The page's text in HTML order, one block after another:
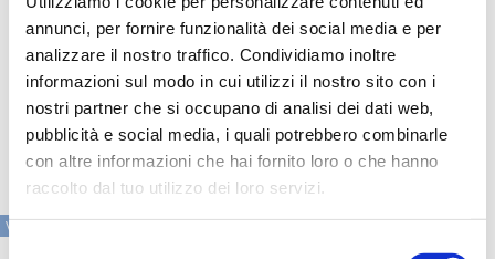
annunci, per fornire funzionalità dei social media e per
analizzare il nostro traffico. Condividiamo inoltre
informazioni sul modo in cui utilizzi il nostro sito con i
nostri partner che si occupano di analisi dei dati web,
pubblicità e social media, i quali potrebbero combinarle
con altre informazioni che hai fornito loro o che hanno
raccolto dal tuo utilizzo dei loro servizi.
all'espansione senza freni del passato, ma una ripartenza
graduale, sostenuta da condizioni finanziarie più
favorevoli, da famiglie più consapevoli e da un sistema
bancario orientato a preservare l'equilibrio tra crescita e
VAI ALLA SEZIONE IN PRIMO PIANO